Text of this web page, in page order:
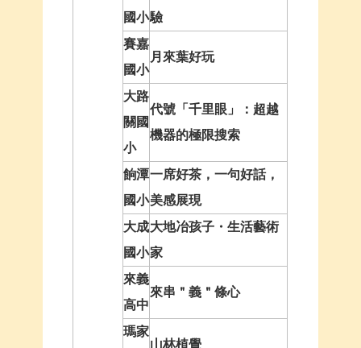
國小驗
賽嘉
國小
月來葉好玩
大路
關國
小
代號「千里眼」：超越
機器的極限搜索
餉潭
國小
一席好茶，一句好話，
美感展現
大成
國小
大地冶孩子・生活藝術
家
來義
高中
來串＂義＂條心
瑪家
山林植覺